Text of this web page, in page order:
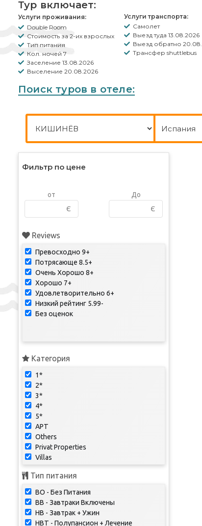
Тур включает:
Услуги проживания:
Double Room
Стоимость за 2-их взрослых
Тип питания
Кол. ночей 7
Заселение 13.08.2026
Выселение 20.08.2026
Услуги транспорта:
Самолет
Выезд туда 13.08.2026
Выезд обратно
Трансфер shuttlebus
Поиск туров в отеле:
Фильтр по цене
от
Є
До
Є
Reviews
Превосходно 9+
Потрясающе 8.5+
Очень Хорошо 8+
Хорошо 7+
Удовлетворительно 6+
Низкий рейтинг 5.99-
Без оценок
Категория
1*
2*
3*
4*
5*
APT
Others
Privat Properties
Villas
Тип питания
BO - Без Питания
BB - Завтраки Включены
HB - Завтрак + Ужин
HBT - Полупансион + Лечение